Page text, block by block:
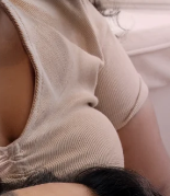
dispositivi
I miei ordini
I miei indirizzi
abbonamenti
Português
Русский
繁體中文